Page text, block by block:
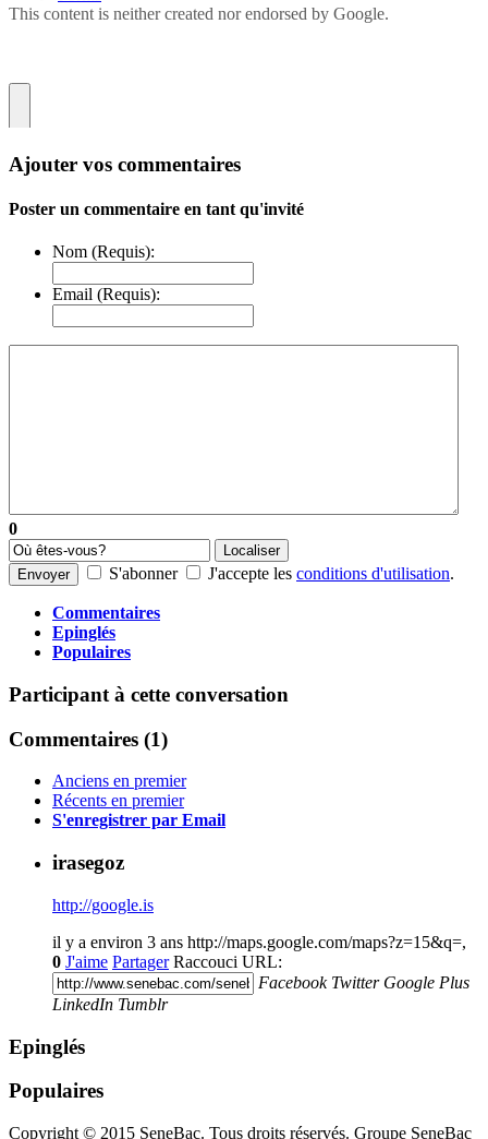
Ajouter vos commentaires
Poster un commentaire en tant qu'invité
Nom (Requis):
Email (Requis):
0
Localiser
Envoyer
S'abonner J'accepte les conditions d'utilisation.
Commentaires
Epinglés
Populaires
Participant à cette conversation
Commentaires (1)
Anciens en premier
Récents en premier
S'enregistrer par Email
irasegoz
http://google.is
il y a environ 3 ans http://maps.google.com/maps?z=15&q=,
0 J'aime Partager Raccouci URL:
Facebook Twitter Google Plus
LinkedIn Tumblr
Epinglés
Populaires
Copyright © 2015 SeneBac. Tous droits réservés. Groupe SeneBac